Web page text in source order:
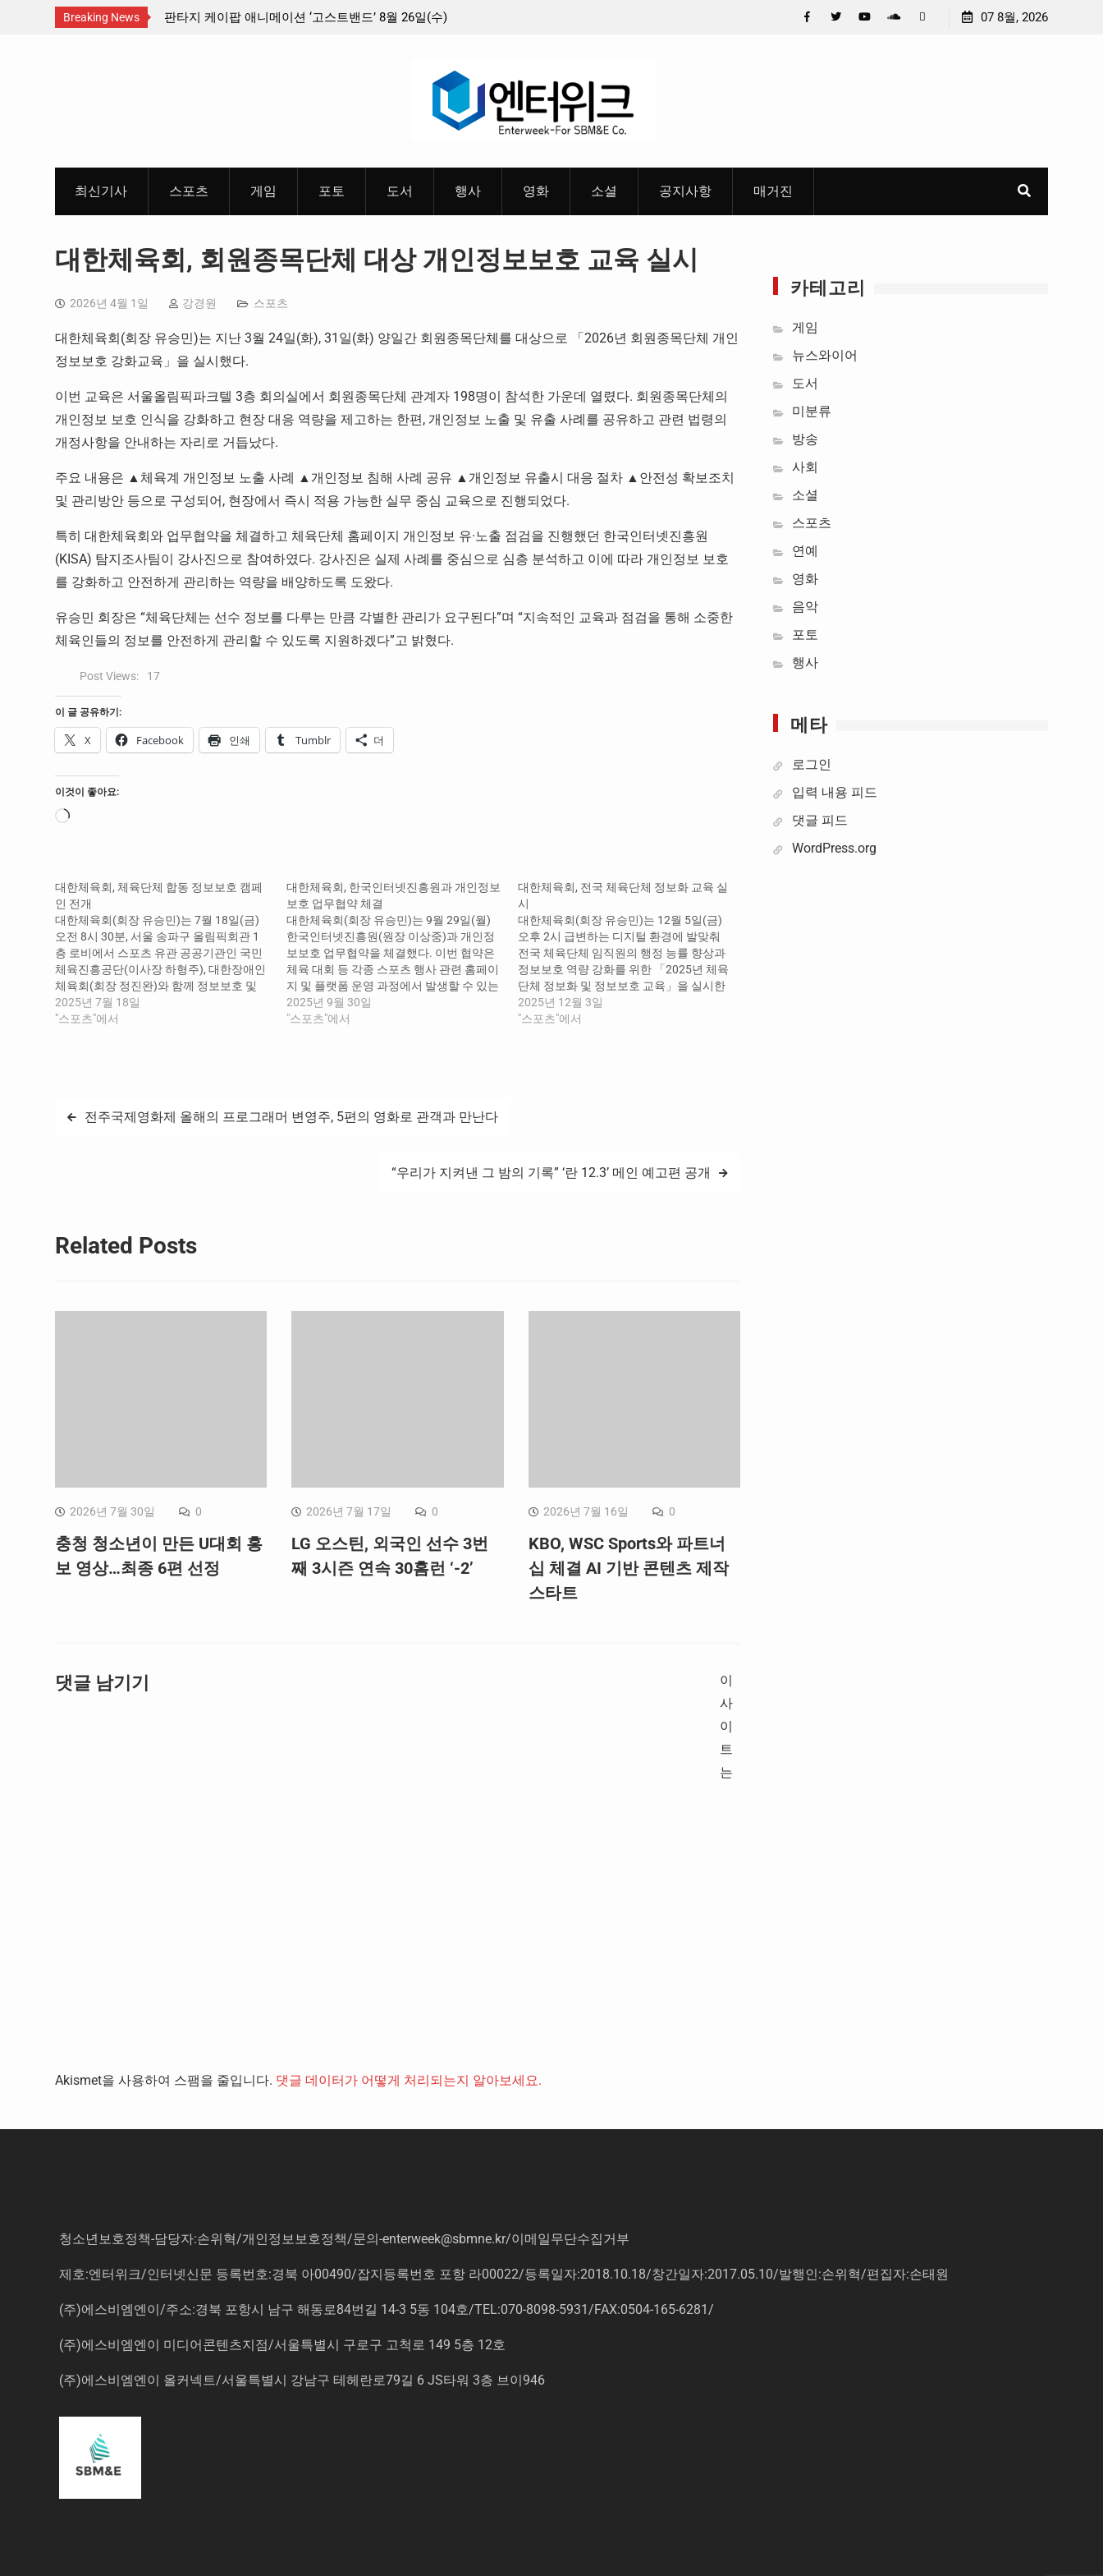
Breaking News
벌 출품 인디
판타지 케이팝 애니메이션 ‘고스트밴드’ 8월 26일(수)
충청 청소년이 만든 U대회 홍보 영상…최종 6편 선정
중요 메일메일 제목정준호 의원, 축구협회 슬그머니 만
안호영 의원
07 8월, 2026
최신기사 스포츠 게임 포토 도서 행사 영화 소셜 공지사항 매거진
대한체육회, 회원종목단체 대상 개인정보보호 교육 실시
2026년 4월 1일 강경원 스포츠
대한체육회(회장 유승민)는 지난 3월 24일(화), 31일(화) 양일간 회원종목단체를 대상으로 「2026년 회원종목단체 개인
정보보호 강화교육」을 실시했다.
이번 교육은 서울올림픽파크텔 3층 회의실에서 회원종목단체 관계자 198명이 참석한 가운데 열렸다. 회원종목단체의
개인정보 보호 인식을 강화하고 현장 대응 역량을 제고하는 한편, 개인정보 노출 및 유출 사례를 공유하고 관련 법령의
개정사항을 안내하는 자리로 거듭났다.
주요 내용은 ▲체육계 개인정보 노출 사례 ▲개인정보 침해 사례 공유 ▲개인정보 유출시 대응 절차 ▲안전성 확보조치
및 관리방안 등으로 구성되어, 현장에서 즉시 적용 가능한 실무 중심 교육으로 진행되었다.
특히 대한체육회와 업무협약을 체결하고 체육단체 홈페이지 개인정보 유·노출 점검을 진행했던 한국인터넷진흥원
(KISA) 탐지조사팀이 강사진으로 참여하였다. 강사진은 실제 사례를 중심으로 심층 분석하고 이에 따라 개인정보 보호
를 강화하고 안전하게 관리하는 역량을 배양하도록 도왔다.
유승민 회장은 “체육단체는 선수 정보를 다루는 만큼 각별한 관리가 요구된다”며 “지속적인 교육과 점검을 통해 소중한
체육인들의 정보를 안전하게 관리할 수 있도록 지원하겠다”고 밝혔다.
Post Views: 17
이 글 공유하기:
X Facebook 인쇄 Tumblr 더
이것이 좋아요:
로
대한체육회, 체육단체 합동 정보보호 캠페
인 전개
대한체육회(회장 유승민)는 7월 18일(금)
오전 8시 30분, 서울 송파구 올림픽회관 1
층 로비에서 스포츠 유관 공공기관인 국민
체육진흥공단(이사장 하형주), 대한장애인
체육회(회장 정진완)와 함께 정보보호 및
개인정보 보호 캠페인을 진행했다. 이번 캠
페인은 체육 분야 전반의 정보보안 인식 제
2025년 7월 18일
"스포츠"에서
대한체육회, 한국인터넷진흥원과 개인정보
보호 업무협약 체결
대한체육회(회장 유승민)는 9월 29일(월)
한국인터넷진흥원(원장 이상중)과 개인정
보보호 업무협약을 체결했다. 이번 협약은
체육 대회 등 각종 스포츠 행사 관련 홈페이
지 및 플랫폼 운영 과정에서 발생할 수 있는
개인정보 유·노출 사고를 예방하고, 국민이
안심하고 체육 활동에 참여할 수 있는 환경
2025년 9월 30일
"스포츠"에서
대한체육회, 전국 체육단체 정보화 교육 실
시
대한체육회(회장 유승민)는 12월 5일(금)
오후 2시 급변하는 디지털 환경에 발맞춰
전국 체육단체 임직원의 행정 능률 향상과
정보보호 역량 강화를 위한 「2025년 체육
단체 정보화 및 정보보호 교육」을 실시한
다. 이번 교육은 생성형 AI의 업무 활용과 날
로 지능화되는 보안 위협에 대비한 개인정
2025년 12월 3일
"스포츠"에서
글 전주국제영화제 올해의 프로그래머 변영주, 5편의 영화로 관객과 만난다
“우리가 지켜낸 그 밤의 기록” ‘란 12.3’ 메인 예고편 공개
Related Posts
2026년 7월 30일 0
충청 청소년이 만든 U대회 홍
보 영상…최종 6편 선정
2026년 7월 17일 0
LG 오스틴, 외국인 선수 3번
째 3시즌 연속 30홈런 ‘-2’
2026년 7월 16일 0
KBO, WSC Sports와 파트너
십 체결 AI 기반 콘텐츠 제작
스타트
댓글 남기기
이
사
이
트
는
Akismet을 사용하여 스팸을 줄입니다. 댓글 데이터가 어떻게 처리되는지 알아보세요.
카테고리
게임
뉴스와이어
도서
미분류
방송
사회
소셜
스포츠
연예
영화
음악
포토
행사
메타
로그인
입력 내용 피드
댓글 피드
WordPress.org
청소년보호정책-담당자:손위혁/개인정보보호정책/문의 -enterweek@sbmne.kr/이메일무단수집거부
제호:엔터위크/인터넷신문 등록번호:경북 아00490/잡지등록번호 포항 라00022/등록일자:2018.10.18/창간일자:2017.05.10/발행인:손위혁/편집자:손태원
(주)에스비엠엔이/주소:경북 포항시 남구 해동로84번길 14-3 5동 104호/TEL:070-8098-5931/FAX:0504-165-6281/
(주)에스비엠엔이 미디어콘텐츠지점/서울특별시 구로구 고척로 149 5층 12호
(주)에스비엠엔이 올커넥트/서울특별시 강남구 테헤란로79길 6 JS타워 3층 브이946